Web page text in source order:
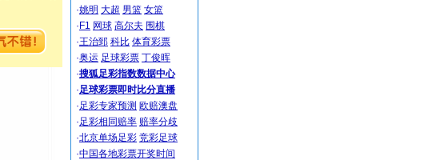
世和你在一
和你不再分
后无助地哭
·姚明 大超 男篮 女篮
· F1 网球 高尔夫 围棋
·王治郅 科比 体育彩票
·奥运 足球彩票 丁俊晖
·搜狐足彩指数数据中心
·足球彩票即时比分直播
·足彩专家预测 欧赔澳盘
·足彩相同赔率 赔率分歧
·北京单场足彩 竞彩足球
·中国各地彩票开奖时间